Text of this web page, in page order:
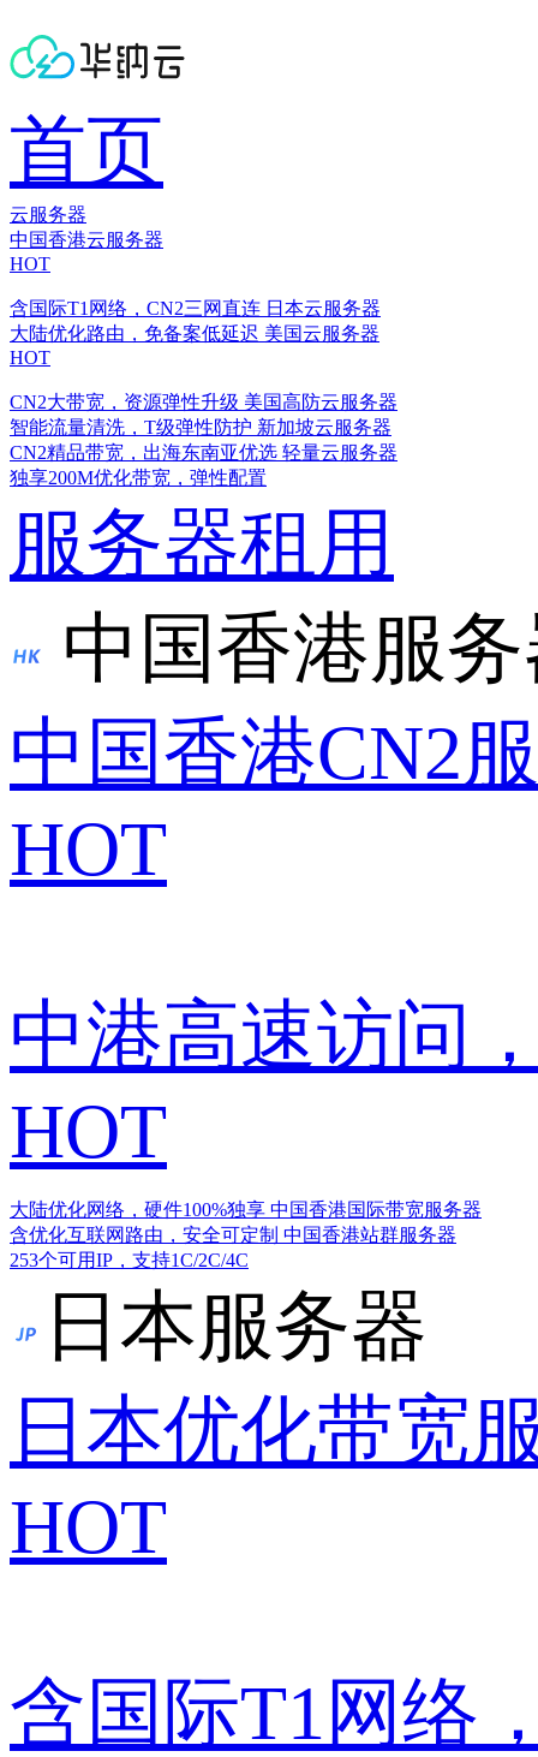
首页
云服务器
中国香港云服务器
HOT
含国际T1网络，CN2三网直连 日本云服务器
大陆优化路由，免备案低延迟 美国云服务器
HOT
CN2大带宽，资源弹性升级 美国高防云服务器
智能流量清洗，T级弹性防护 新加坡云服务器
CN2精品带宽，出海东南亚优选 轻量云服务器
独享200M优化带宽，弹性配置
服务器租用
中国香港服
中国香港CN2
HOT
中港高速访问
HOT
大陆优化网络，硬件100%独享 中国香港国际带宽服务器
含优化互联网路由，安全可定制 中国香港站群服务器
253个可用IP，支持1C/2C/4C
日本服务器
日本优化带宽
HOT
含国际T1网络